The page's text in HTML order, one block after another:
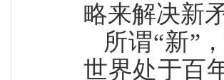
略来解决新
所谓“新”
世界处于百